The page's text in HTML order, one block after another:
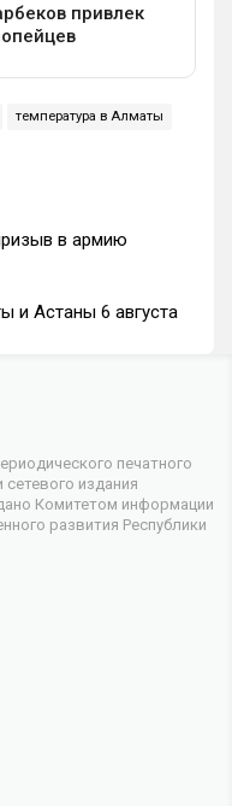
температура в Алматы
в армию
и Астаны 6 августа
печатного
издания
Комитетом информации
развития Республики